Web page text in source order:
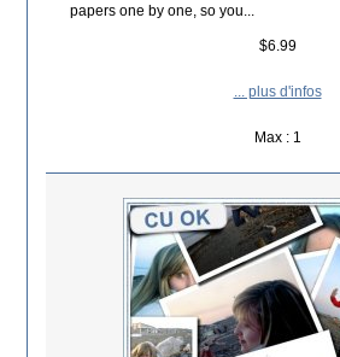
papers one by one, so you...
$6.99
... plus d'infos
Max : 1